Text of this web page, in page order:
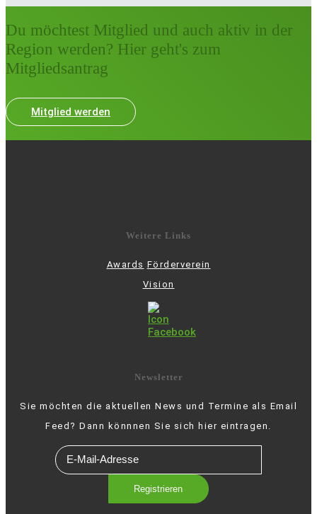
Du möchtest Mitglied und auch aktiv in der
Region werden? Hier geht's zum
Mitgliedsantrag
Mitglied werden
Weitere Links
Awards Förderverein
Vision
Newsletter
Sie möchten die aktuellen News und Termine als Email
Feed? Dann könnnen Sie sich hier eintragen.